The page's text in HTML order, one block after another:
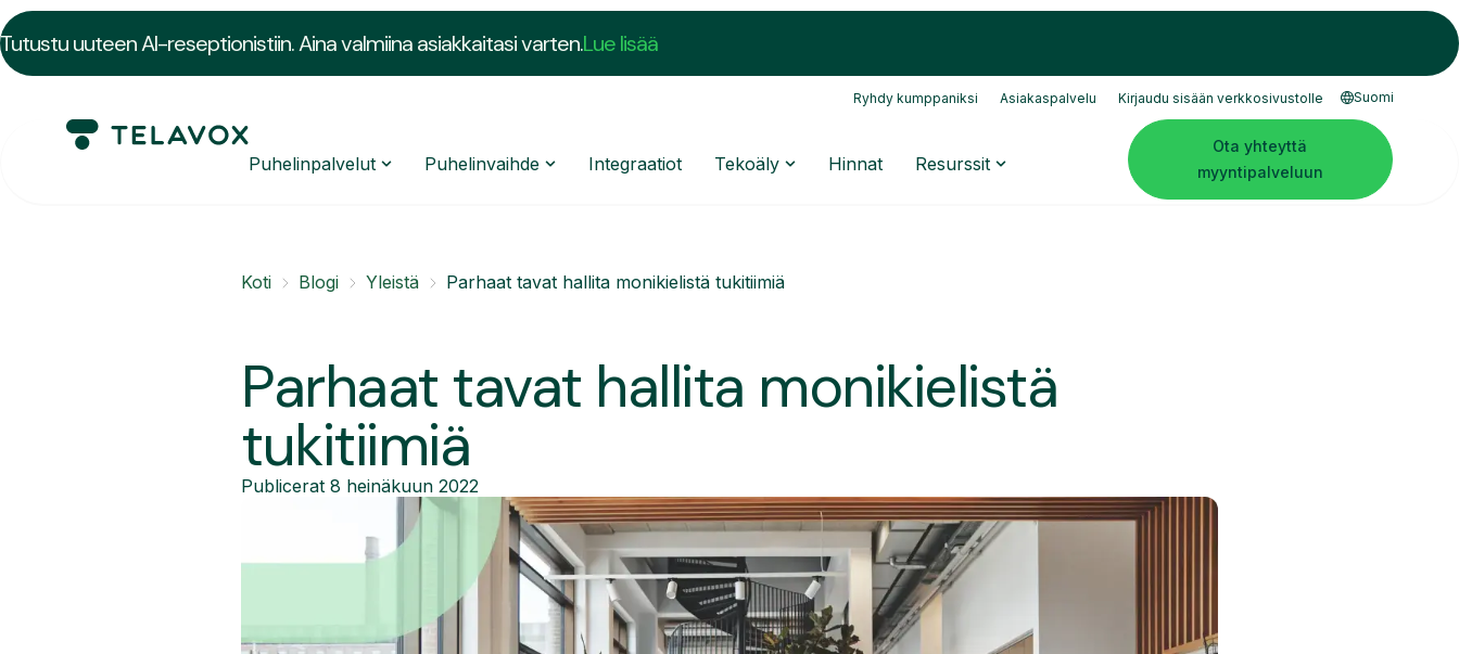
Tutustu uuteen AI-reseptionistiin. Aina valmiina asiakkaitasi varten.Lue lisää
Ryhdy kumppaniksi Asiakaspalvelu Kirjaudu sisään verkkosivustolle Suomi
Puhelinpalvelut Puhelinvaihde Integraatiot Tekoäly Hinnat Resurssit
Ota yhteyttä
myyntipalveluun
Koti Blogi Yleistä Parhaat tavat hallita monikielistä tukitiimiä
Parhaat tavat hallita monikielistä
tukitiimiä
Publicerat 8 heinäkuun 2022